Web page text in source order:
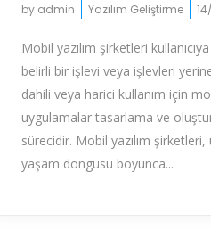
by admin Yazılım Geliştirme
Mobil yazılım şirketleri
belirli bir işlevi veya işlevleri
dahili veya harici kullanım için
uygulamalar tasarlama ve
sürecidir. Mobil yazılım
yaşam döngüsü boyunca...